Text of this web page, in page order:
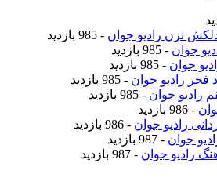
دلکش نزن رادیو جوان - 985 بازدید
جوان - 985 بازدید
جوان - 985 بازدید
فخر رادیو جوان - 985 بازدید
رادیو جوان - 985 بازدید
- 986 بازدید
رادیو جوان - 986 بازدید
جوان - 987 بازدید
رادیو جوان - 987 بازدید